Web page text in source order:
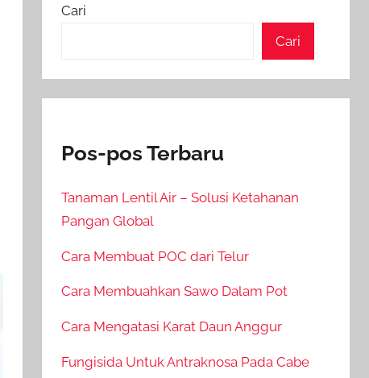
Cari
Cari
Pos-pos Terbaru
Tanaman Lentil Air – Solusi Ketahanan
Pangan Global
Cara Membuat POC dari Telur
Cara Membuahkan Sawo Dalam Pot
Cara Mengatasi Karat Daun Anggur
Fungisida Untuk Antraknosa Pada Cabe